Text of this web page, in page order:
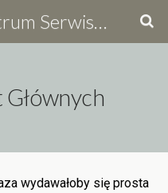
Regionalne Centrum Serwisowe
Głównych
wydawałoby się prosta